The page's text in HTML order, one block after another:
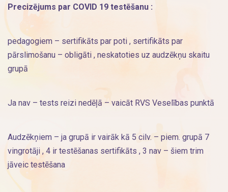
Precizējums par COVID 19 testēšanu :
pedagogiem – sertifikāts par poti , sertifikāts par
pārslimošanu – obligāti , neskatoties uz audzēkņu skaitu
grupā
Ja nav – tests reizi nedēļā – vaicāt RVS Veselības punktā
Audzēkņiem – ja grupā ir vairāk kā 5 cilv. – piem. grupā 7
vingrotāji , 4 ir testēšanas sertifikāts , 3 nav – šiem trim
jāveic testēšana